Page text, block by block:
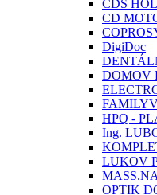
CDS
CD
DigiDoc
DOMOV
HPQ -
Ing.
LUKOV
OPTIK